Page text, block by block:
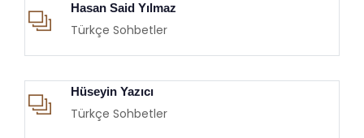
Hasan Said Yılmaz
Türkçe Sohbetler
Hüseyin Yazıcı
Türkçe Sohbetler